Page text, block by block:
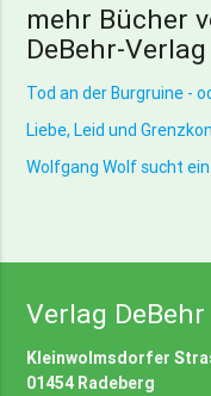
mehr Bücher
DeBehr-Verlag
Tod an der Burgruine -
Liebe, Leid und
Wolfgang Wolf sucht
Verlag DeBehr
Kleinwolmsdorfer
01454 Radeberg